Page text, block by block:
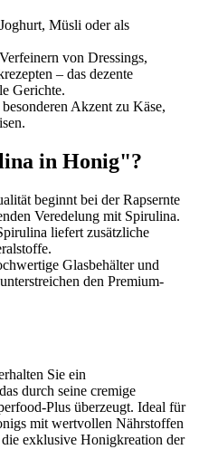
Müsli oder als
von Dressings,
– das dezente
Gerichte.
besonderen Akzent zu Käse,
in Honig"?
beginnt bei der Rapsernte
Veredelung mit Spirulina.
liefert zusätzliche
Glasbehälter und
den Premium-
Sie ein
durch seine cremige
Plus überzeugt. Ideal für
mit wertvollen Nährstoffen
exklusive Honigkreation der